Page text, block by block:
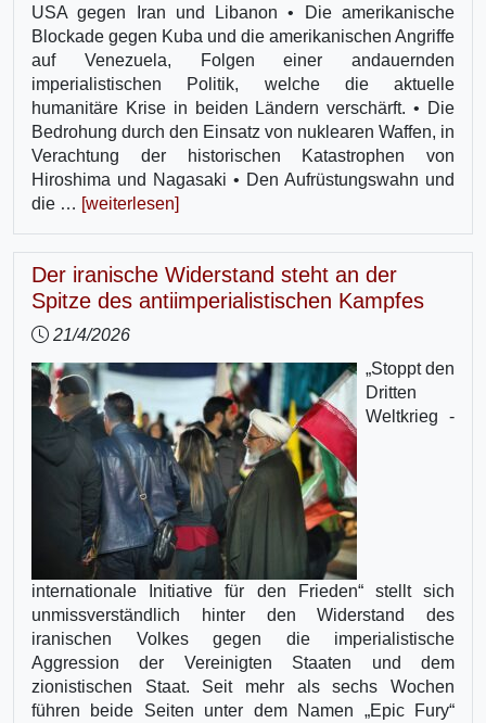
USA gegen Iran und Libanon • Die amerikanische
Blockade gegen Kuba und die amerikanischen Angriffe
auf Venezuela, Folgen einer andauernden
imperialistischen Politik, welche die aktuelle
humanitäre Krise in beiden Ländern verschärft. • Die
Bedrohung durch den Einsatz von nuklearen Waffen, in
Verachtung der historischen Katastrophen von
Hiroshima und Nagasaki • Den Aufrüstungswahn und
die … [weiterlesen]
Der iranische Widerstand steht an der
Spitze des antiimperialistischen Kampfes
21/4/2026
„Stoppt den
Dritten
Weltkrieg -
internationale Initiative für den Frieden“ stellt sich
unmissverständlich hinter den Widerstand des
iranischen Volkes gegen die imperialistische
Aggression der Vereinigten Staaten und dem
zionistischen Staat. Seit mehr als sechs Wochen
führen beide Seiten unter dem Namen „Epic Fury“